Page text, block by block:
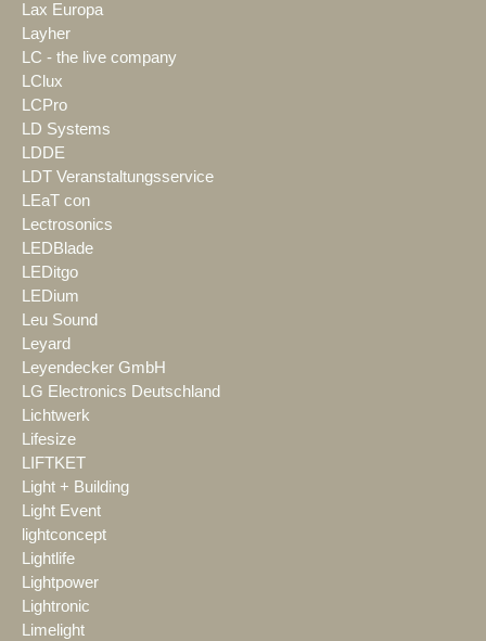
Lax Europa
Layher
LC - the live company
LClux
LCPro
LD Systems
LDDE
LDT Veranstaltungsservice
LEaT con
Lectrosonics
LEDBlade
LEDitgo
LEDium
Leu Sound
Leyard
Leyendecker GmbH
LG Electronics Deutschland
Lichtwerk
Lifesize
LIFTKET
Light + Building
Light Event
lightconcept
Lightlife
Lightpower
Lightronic
Limelight